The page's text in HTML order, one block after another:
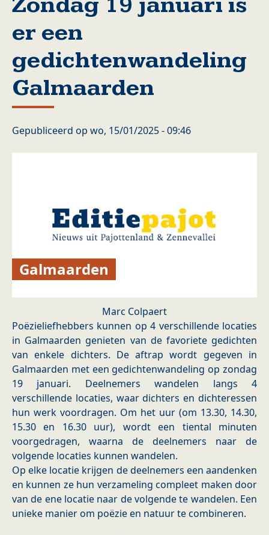
er een
gedichtenwandeling
Galmaarden
Gepubliceerd op wo, 15/01/2025 - 09:46
Galmaarden
Marc Colpaert
Poëzieliefhebbers kunnen op 4 verschillende locaties
in Galmaarden genieten van de favoriete gedichten
van enkele dichters. De aftrap wordt gegeven in
Galmaarden met een gedichtenwandeling op zondag
19 januari. Deelnemers wandelen langs 4
verschillende locaties, waar dichters en dichteressen
hun werk voordragen. Om het uur (om 13.30, 14.30,
15.30 en 16.30 uur), wordt een tiental minuten
voorgedragen, waarna de deelnemers naar de
volgende locaties kunnen wandelen.
Op elke locatie krijgen de deelnemers een aandenken
en kunnen ze hun verzameling compleet maken door
van de ene locatie naar de volgende te wandelen. Een
unieke manier om poëzie en natuur te combineren.